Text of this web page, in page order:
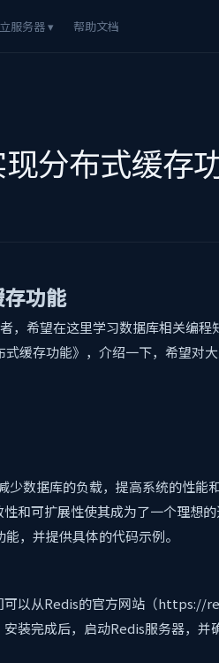
服务器 ▾ 帮助文档
分布式缓存
功能
，希望在这里学习数据库相关编程
缓存功能》，介绍一下，希望对
数据库的负载，提高系统的性能
和可扩展性使其成为了一个理想
，并提供具体的代码示例。
以从Redis的官方网站（https://
装完成后，启动Redis服务器，并